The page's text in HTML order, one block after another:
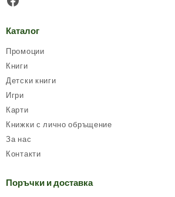
Каталог
Промоции
Книги
Детски книги
Игри
Карти
Книжки с лично обръщение
За нас
Контакти
Поръчки и доставка